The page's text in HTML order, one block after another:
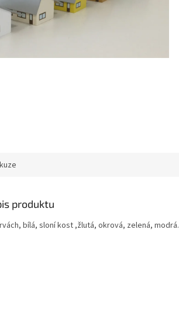
produktu
bílá, sloní kost ,žlutá, okrová, zelená, modrá.